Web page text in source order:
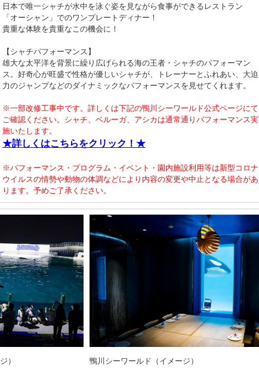
日本で唯一シャチが水中を泳ぐ姿を見ながら食事ができるレストラン
「オーシャン」でのワンプレートディナー！
貴重な体験を貴重なこの機会に！
【シャチパフォーマンス】
雄大な太平洋を背景に繰り広げられる海の王者・シャチのパフォーマン
ス。好奇心が旺盛で性格が優しいシャチが、トレーナーとふれあい、大迫
力のジャンプなどのダイナミックなパフォーマンスを見せてくれます。
※一部改修工事中です。詳しくは下記の鴨川シーワールド公式ページにて
ご確認ください。シャチ、ベルーガ、アシカは通常通りパフォーマンス実
施いたします。
★詳しくはこちらをクリック！★
※パフォーマンス・プログラム・イベント・園内施設利用等は新型コロナ
ウイルスの情勢や動物の体調などにより内容の変更や中止となる場合があ
ります。予めご了承ください。
） 鴨川シーワールド（イメージ）